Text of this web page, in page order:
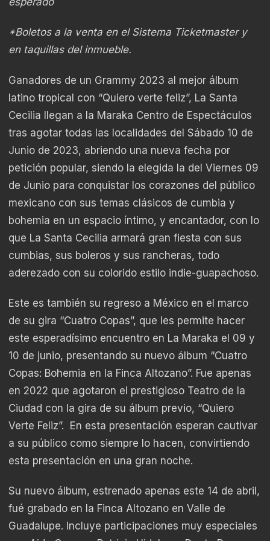
*Boletos a la venta en el Sistema Ticketmaster y
en taquillas del inmueble.
Ganadores de un Grammy 2023 al mejor álbum
latino tropical con “Quiero verte feliz”, La Santa
Cecilia llegan a la Maraka Centro de Espectáculos
tras agotar todas las localidades del Sábado 10 de
Junio de 2023, abriendo una nueva fecha por
petición popular, siendo la elegida la del Viernes 09
de Junio para conquistar los corazones del público
mexicano con sus temas clásicos de cumbia y
bohemia en un espacio íntimo, y encantador, con lo
que La Santa Cecilia armará gran fiesta con sus
cumbias, sus boleros y sus rancheras, todo
aderezado con su colorido estilo indie-guapachoso.
Este es también su regreso a México en el marco
de su gira “Cuatro Copas”, que les permite hacer
este esperadísimo encuentro en La Maraka el 09 y
10 de junio, presentando su nuevo álbum “Cuatro
Copas: Bohemia en la Finca Altozano”. Fue apenas
en 2022 que agotaron el prestigioso Teatro de la
Ciudad con la gira de su álbum previo, “Quiero
Verte Feliz”. En esta presentación esperan cautivar
a su público como siempre lo hacen, convirtiendo
esta presentación en una gran noche.
Su nuevo álbum, estrenado apenas este 14 de abril,
fué grabado en la Finca Altozano en Valle de
Guadalupe. Incluye participaciones muy especiales